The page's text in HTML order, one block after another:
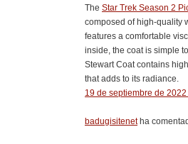
The Star Trek Season 2
composed of high-quality
features a comfortable
inside, the coat is simple
Stewart Coat contains
that adds to its radiance.
19 de septiembre de
badugisitenetha